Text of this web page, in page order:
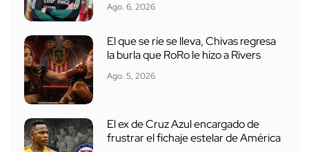
Ago. 6, 2026
El que se ríe se lleva, Chivas regresa
la burla que RoRo le hizo a Rivers
Ago. 5, 2026
El ex de Cruz Azul encargado de
frustrar el fichaje estelar de América